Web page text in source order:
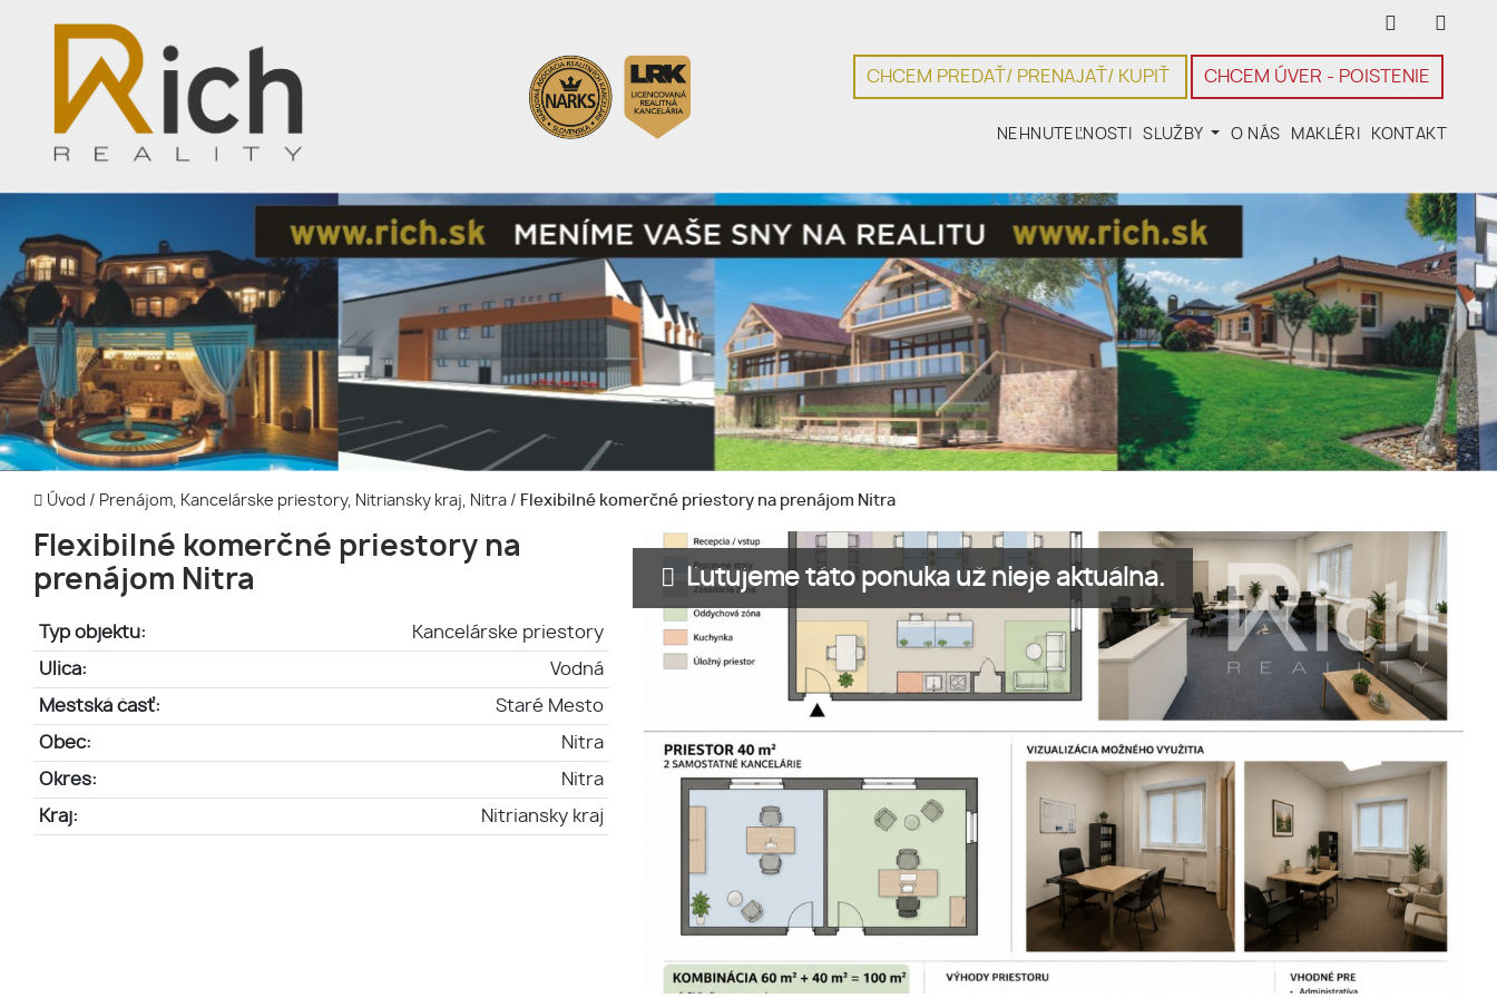
CHCEM PREDAŤ/ PRENAJAŤ/ KUPIŤ CHCEM ÚVER - POISTENIE
NEHNUTEĽNOSTI SLUŽBY O NÁS MAKLÉRI KONTAKT
Úvod / Prenájom, Kancelárske priestory, Nitriansky kraj, Nitra / Flexibilné komerčné priestory na prenájom Nitra
Flexibilné komerčné priestory na
prenájom Nitra
Typ objektu: Kancelárske priestory
Ulica: Vodná
Mestská časť: Staré Mesto
Obec: Nitra
Okres: Nitra
Kraj: Nitriansky kraj
Ľutujeme táto ponuka už nieje aktuálna.